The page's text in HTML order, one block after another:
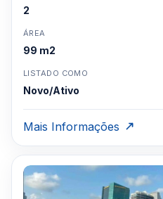
2
ÁREA
99 m2
LISTADO COMO
Novo/Ativo
Mais Informações